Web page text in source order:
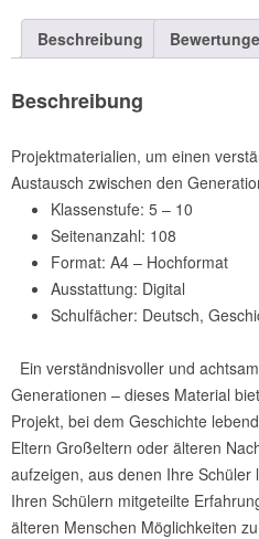
…"
(Download)
Beschreibung
Beschreibung
Projektmaterialien, um einen
Austausch zwischen den
Klassenstufe: 5 – 10
Seitenanzahl: 108
Format: A4 – Hochformat
Ausstattung: Digital
Schulfächer: Deutsch,
Ein verständnisvoller und
Generationen – dieses Material
Projekt, bei dem Geschichte
Eltern Großeltern oder älteren
aufzeigen, aus denen Ihre Schüler
Ihren Schülern mitgeteilte
älteren Menschen Möglichkeiten